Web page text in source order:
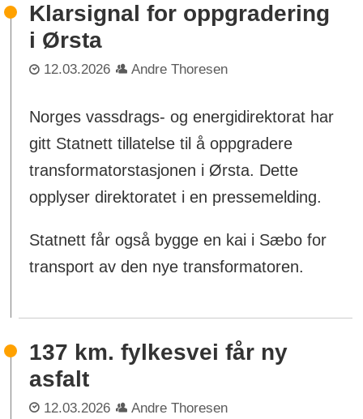
Klarsignal for oppgradering
i Ørsta
12.03.2026 Andre Thoresen
Norges vassdrags- og energidirektorat har
gitt Statnett tillatelse til å oppgradere
transformatorstasjonen i Ørsta. Dette
opplyser direktoratet i en pressemelding.
Statnett får også bygge en kai i Sæbo for
transport av den nye transformatoren.
137 km. fylkesvei får ny
asfalt
12.03.2026 Andre Thoresen